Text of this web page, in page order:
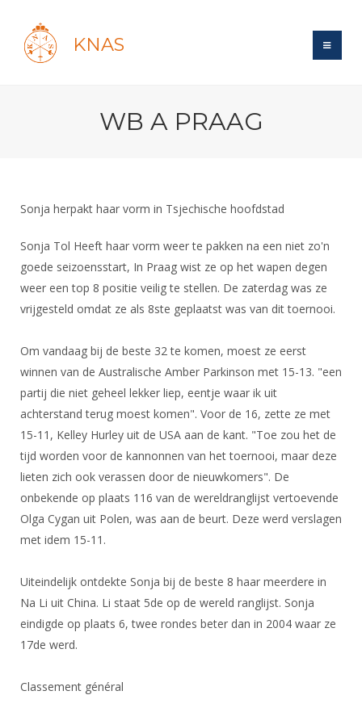
KNAS
Forums
Website
Gebruiksvoorwaarden
Handleiding
Historie
Lidmaatschap
Tarieven
Reglementen
Ledencijfers
Organisatie
Bestuur
Commissies
Ereleden
Leden van Verdiensten
Vacatures
Medewerkers
Samenwerking
Formulieren
Recreatiesport
Veteranen
Lichtzwaardschermen
Wedstrijdsport
Ranglijsten
Inschrijven
Reglementen
Materiaal
Schermpaspoort
Rolstoelschermen
Wedstrijdkalender
KNAS Keurmerk
NK's
JEC
Nieuws
NK's
DBT
FBT
SBT
Talentontwikkeling
Atletencommissie
Internationale Titeltoernooien
Voor de jeugd
Spreekbeurtpakket
Jeugdkampen
Brassardsysteem
Voor coaches en leraren
Nieuws
Nationale opleidingen
Internationale opleidingen
Opleidingen
Leraar
Voor scheidsrechters
Nieuws
Scheidsrechterslijst
Forums
Forums
Nieuws
Zoek Vereniging
Contact
NK organiseren
WB A PRAAG
Sonja herpakt haar vorm in Tsjechische hoofdstad
Sonja Tol Heeft haar vorm weer te pakken na een niet zo'n
goede seizoensstart, In Praag wist ze op het wapen degen
weer een top 8 positie veilig te stellen. De zaterdag was ze
vrijgesteld omdat ze als 8ste geplaatst was van dit toernooi.
Om vandaag bij de beste 32 te komen, moest ze eerst
winnen van de Australische Amber Parkinson met 15-13. "een
partij die niet geheel lekker liep, eentje waar ik uit
achterstand terug moest komen". Voor de 16, zette ze met
15-11, Kelley Hurley uit de USA aan de kant. "Toe zou het de
tijd worden voor de kannonnen van het toernooi, maar deze
lieten zich ook verassen door de nieuwkomers". De
onbekende op plaats 116 van de wereldranglijst vertoevende
Olga Cygan uit Polen, was aan de beurt. Deze werd verslagen
met idem 15-11.
Uiteindelijk ontdekte Sonja bij de beste 8 haar meerdere in
Na Li uit China. Li staat 5de op de wereld ranglijst. Sonja
eindigde op plaats 6, twee rondes beter dan in 2004 waar ze
17de werd.
Classement général